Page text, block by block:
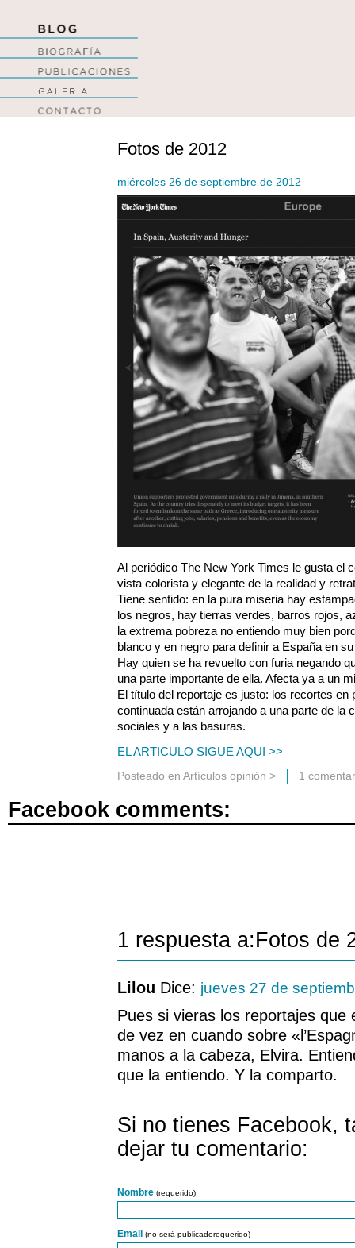
Fotos de 2012
miércoles 26 de septiembre de 2012
Al periódico The New York Times le gusta el
vista colorista y elegante de la realidad y
Tiene sentido: en la pura miseria hay
los negros, hay tierras verdes, barros rojos,
la extrema pobreza no entiendo muy bien
blanco y en negro para definir a España en
Hay quien se ha revuelto con furia negando
una parte importante de ella. Afecta ya a un
El título del reportaje es justo: los recortes
continuada están arrojando a una parte de la
sociales y a las basuras.
EL ARTICULO SIGUE AQUI >>
Posteado en Artículos opinión > 1
Facebook comments:
1 respuesta a:Fotos de
Lilou Dice: jueves 27 de
Pues si vieras los reportajes que
de vez en cuando sobre
manos a la cabeza, Elvira.
que la entiendo. Y la comparto.
Si no tienes Facebook,
dejar tu comentario:
Nombre (requerido)
Email (no será publicadorequerido)